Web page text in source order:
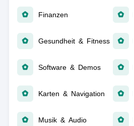
Finanzen
Gesundheit & Fitness
Software & Demos
Karten & Navigation
Musik & Audio